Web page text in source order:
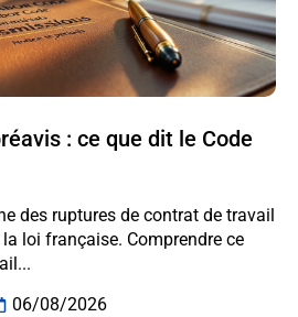
: ce que dit le Code
des ruptures de contrat de travail
loi française. Comprendre ce
06/08/2026